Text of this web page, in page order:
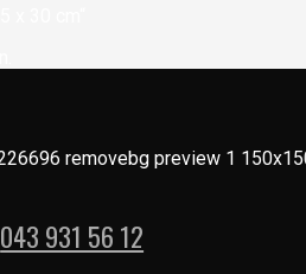
043 931 56 12